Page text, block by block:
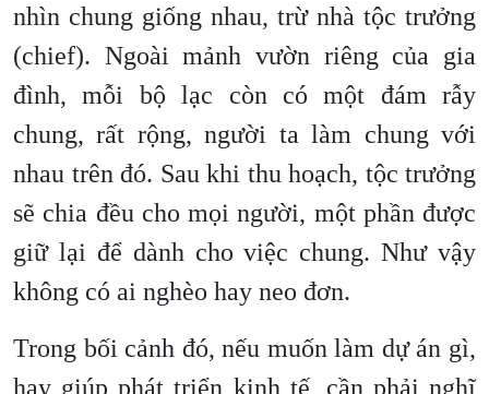
nhìn chung giống nhau, trừ nhà tộc trưởng
(chief). Ngoài mảnh vườn riêng của gia
đình, mỗi bộ lạc còn có một đám rẫy
chung, rất rộng, người ta làm chung với
nhau trên đó. Sau khi thu hoạch, tộc trưởng
sẽ chia đều cho mọi người, một phần được
giữ lại để dành cho việc chung. Như vậy
không có ai nghèo hay neo đơn.
Trong bối cảnh đó, nếu muốn làm dự án gì,
hay giúp phát triển kinh tế, cần phải nghĩ